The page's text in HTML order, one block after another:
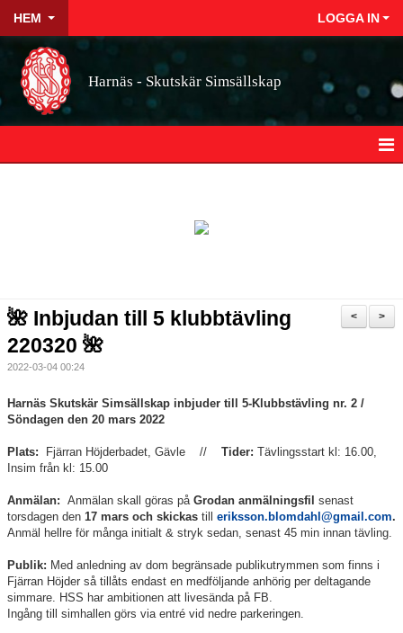
HEM LOGGA IN
Harnäs - Skutskär Simsällskap
STYRELSEN
FJÄRRANHÖJDERBADET
HARNÄSBADET
>
<
🌺 Inbjudan till 5 klubbtävling
220320 🌺
2022-03-04 00:24
Harnäs Skutskär Simsällskap inbjuder till 5-Klubbstävling nr. 2 /
Söndagen den 20 mars 2022
Plats: Fjärran Höjderbadet, Gävle // Tider: Tävlingsstart kl: 16.00,
Insim från kl: 15.00
Anmälan: Anmälan skall göras på Grodan anmälningsfil senast
torsdagen den 17 mars och skickas till eriksson.blomdahl@gmail.com.
Anmäl hellre för många initialt & stryk sedan, senast 45 min innan tävling.
Publik: Med anledning av dom begränsade publikutrymmen som finns i
Fjärran Höjder så tillåts endast en medföljande anhörig per deltagande
simmare. HSS har ambitionen att livesända på FB.
Ingång till simhallen görs via entré vid nedre parkeringen.